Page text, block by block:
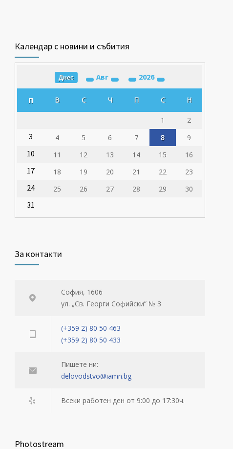
Календар с новини и събития
Днес Авг 2026
П В С Ч П С Н
1 2
3 4 5 6 7 8 9
10 11 12 13 14 15 16
17 18 19 20 21 22 23
24 25 26 27 28 29 30
31
За контакти
София, 1606
ул. „Св. Георги Софийски” № 3
(+359 2) 80 50 463
(+359 2) 80 50 433
Пишете ни:
delovodstvo@iamn.bg
Всеки работен ден от 9:00 до 17:30ч.
Photostream